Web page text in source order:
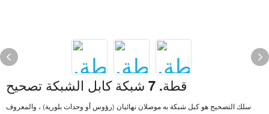
قطة. 7 شبكة كابل الشبكة تصحيح
سلك التصحيح هو كبل شبكة به موصلان نهائيان (رؤوس أو وحدات بلورية) ، والمعروف